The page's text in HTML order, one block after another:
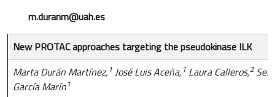
m.duranm@uah.es
New PROTAC approaches targeting the pseudokinase ILK
Marta Durán Martínez, 1 José Luis Aceña, 1 Laura Calleros,2
García Marín1